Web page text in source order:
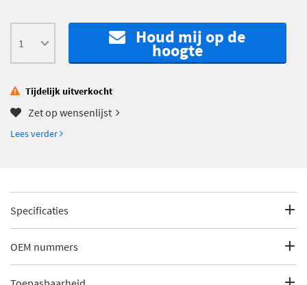
Houd mij op de
hoogte
Tijdelijk uitverkocht
Zet op wensenlijst
Lees verder
Specificaties
Fabrikantcode
OEM nummers
Mercedes